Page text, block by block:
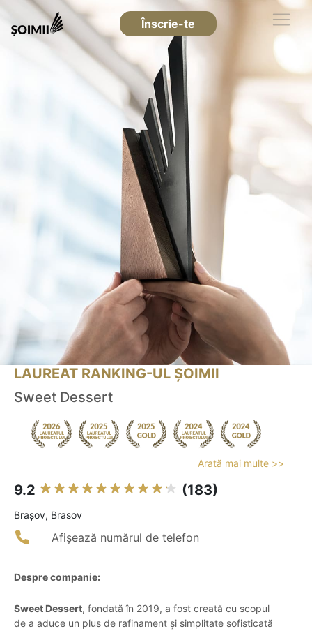
Înscrie-te
LAUREAT RANKING-UL ȘOIMII
Sweet Dessert
Arată mai multe >>
9.2 (183)
Braşov, Brasov
Afișează numărul de telefon
Despre companie:
Sweet Dessert, fondată în 2019, a fost creată cu scopul
de a aduce un plus de rafinament și simplitate sofisticată